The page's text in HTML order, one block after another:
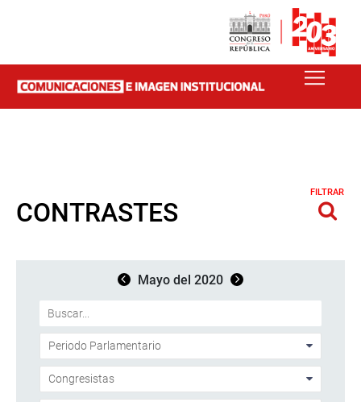
CONTRASTES
FILTRAR
Mayo del 2020